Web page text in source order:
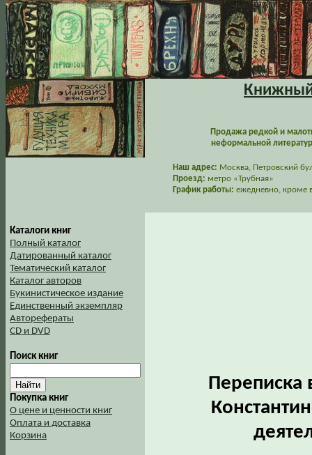
Книжный
Продажа редкой и
неформальной
Наш адрес: Москва, Петровский
Проезд: метро «Трубная»
График работы: ежедневно, кроме
Каталоги книг
Полный каталог
Датированный каталог
Тематический каталог
Каталог авторов
Букинистическое издание
Единственный экземпляр
Авторефераты
CD и DVD
Поиск книг
Покупка книг
О цене и ценности книг
Оплата и доставка
Корзина
Переписка